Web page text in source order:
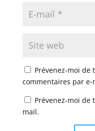
Prévenez-moi de
commentaires par e-
Prévenez-moi de
mail.